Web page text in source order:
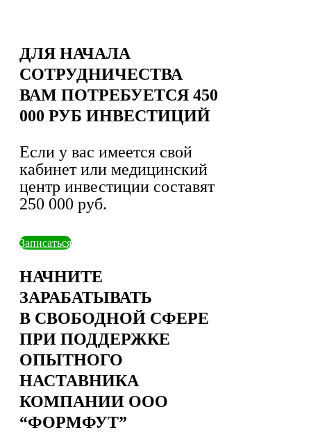
ДЛЯ НАЧАЛА
СОТРУДНИЧЕСТВА
ВАМ ПОТРЕБУЕТСЯ 450
000 РУБ ИНВЕСТИЦИЙ
Если у вас имеется свой
кабинет или медицинский
центр инвестиции составят
250 000 руб.
Записаться
НАЧНИТЕ
ЗАРАБАТЫВАТЬ
В СВОБОДНОЙ СФЕРЕ
ПРИ ПОДДЕРЖКЕ
ОПЫТНОГО
НАСТАВНИКА
КОМПАНИИ ООО
“ФОРМФУТ”